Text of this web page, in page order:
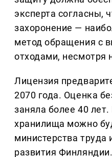
эксперта согласны,
захоронение —
метод обращения с
отходами, несмотря
Лицензия
2070 года. Оценка
заняла более 40
хранилища можно
министерства труда
развития Финляндии.